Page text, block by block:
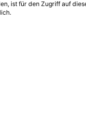
ist für den Zugriff auf